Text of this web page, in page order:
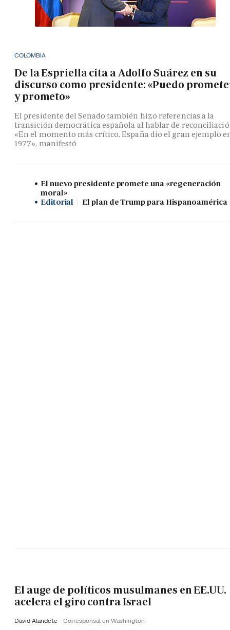
COLOMBIA
De la Espriella cita a Adolfo Suárez en su
discurso como presidente: «Puedo
y prometo»
El presidente del Senado también hizo referencias a la
transición democrática española al hablar de
«En el momento más crítico, España dio el gran ejemplo
1977», manifestó
El nuevo presidente promete una «regeneración
moral»
Editorial
El plan de Trump para Hispanoamérica
El auge de políticos musulmanes en EE.UU.
acelera el giro contra Israel
David Alandete Corresponsal en Washington